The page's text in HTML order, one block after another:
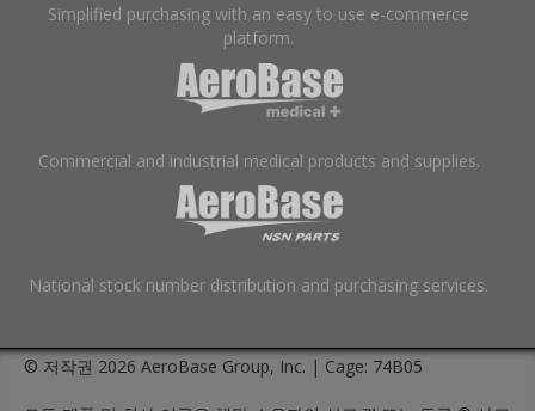
Simplified purchasing with an easy to use e-commerce
platform.
Commercial and industrial medical products and supplies.
National stock number distribution and purchasing services.
© 저작권 2026 AeroBase Group, Inc. | Cage: 74B05